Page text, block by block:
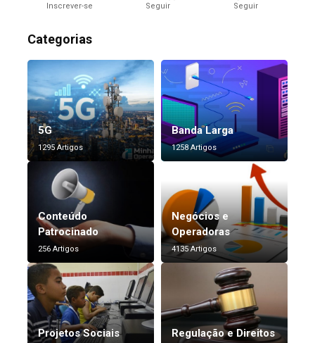
Inscrever-se Seguir Seguir
Categorias
5G
1295 Artigos
Banda Larga
1258 Artigos
Conteúdo
Patrocinado
256 Artigos
Negócios e
Operadoras
4135 Artigos
Projetos Sociais Regulação e Direitos